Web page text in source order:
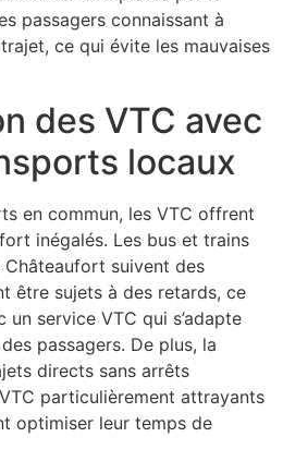
passagers connaissant à
ce qui évite les mauvaises
des VTC avec
locaux
en commun, les VTC offrent
inégalés. Les bus et trains
suivent des
être sujets à des retards, ce
un service VTC qui s’adapte
passagers. De plus, la
directs sans arrêts
particulièrement attrayants
optimiser leur temps de